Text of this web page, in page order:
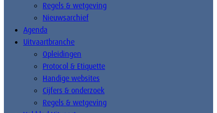
Regels & wetgeving
Nieuwsarchief
Agenda
Uitvaartbranche
Opleidingen
Protocol & Etiquette
Handige websites
Cijfers & onderzoek
Regels & wetgeving